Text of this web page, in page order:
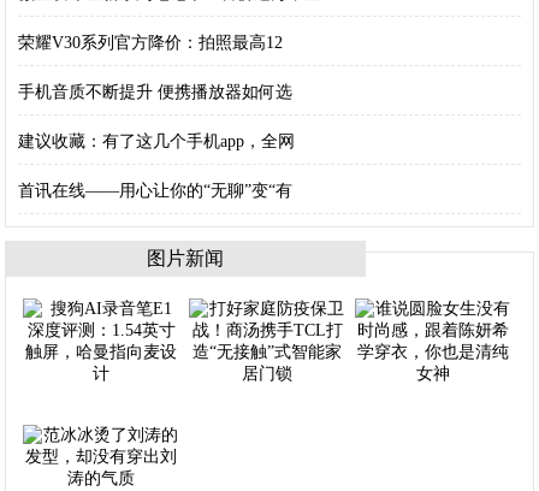
荣耀V30系列官方降价：拍照最高12
手机音质不断提升 便携播放器如何选
建议收藏：有了这几个手机app，全网
首讯在线——用心让你的“无聊”变“有
图片新闻